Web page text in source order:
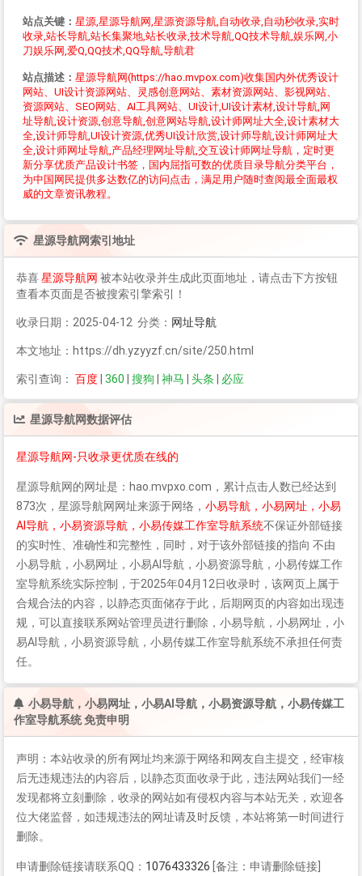
站点关键： 星源,星源导航网,星源资源导航,自动收录,自动秒收录,实时
收录,站长导航,站长集聚地,站长收录,技术导航,QQ技术导航,娱乐网,小
刀娱乐网,爱Q,QQ技术,QQ导航,导航君
站点描述： 星源导航网(https://hao.mvpox.com)收集国内外优秀设计
网站、UI设计资源网站、灵感创意网站、素材资源网站、影视网站、
资源网站、SEO网站、AI工具网站、UI设计,UI设计素材,设计导航,网
址导航,设计资源,创意导航,创意网站导航,设计师网址大全,设计素材大
全,设计师导航,UI设计资源,优秀UI设计欣赏,设计师导航,设计师网址大
全,设计师网址导航,产品经理网址导航,交互设计师网址导航，定时更
新分享优质产品设计书签，国内屈指可数的优质目录导航分类平台，
为中国网民提供多达数亿的访问点击，满足用户随时查阅最全面最权
威的文章资讯教程。
星源导航网索引地址
恭喜星源导航网 被本站收录并生成此页面地址，请点击下方按钮
查看本页面是否被搜索引擎索引！
收录日期：2025-04-12 分类： 网址导航
本文地址：https://dh.yzyyzf.cn/site/250.html
索引查询： 百度 360 搜狗 神马 头条 必应
星源导航网数据评估
星源导航网-只收录更优质在线的
星源导航网的网址是：hao.mvpxo.com，累计点击人数已经达到
873次， 星源导航网 网址来源于网络， 小易导航，小易网址，小易
AI导航，小易资源导航，小易传媒工作室导航系统不保证外部链接
的实时性、准确性和完整性，同时，对于该外部链接的指向 不由
小易导航，小易网址，小易AI导航，小易资源导航，小易传媒工作
室导航系统实际控制，于2025年04月12日收录时，该网页上属于
合规合法的内容，以静态页面储存于此，后期网页的内容如出现违
规，可以直接联系网站管理员进行删除，小易导航，小易网址，小
易AI导航，小易资源导航，小易传媒工作室导航系统不承担任何责
任。
小易导航，小易网址，小易AI导航，小易资源导航，小易传媒工
作室导航系统 免责申明
声明：本站收录的所有网址均来源于网络和网友自主提交，经审核
后无违规违法的内容后，以静态页面收录于此，违法网站我们一经
发现都将立刻删除，收录的网站如有侵权内容与本站无关，欢迎各
位大佬监督，如违规违法的网址请及时反馈，本站将第一时间进行
删除。
申请删除链接请联系QQ： 1076433326 [备注：申请删除链接]